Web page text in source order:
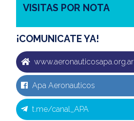
VISITAS POR NOTA
¡COMUNICATE YA!
www.aeronauticosapa.org.ar
Apa Aeronauticos
t.me/canal_APA